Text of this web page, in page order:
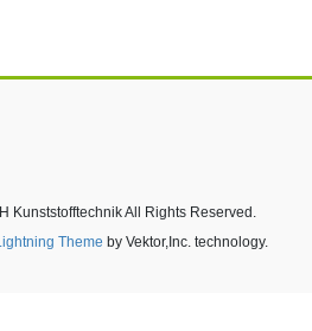
Kunststofftechnik All Rights Reserved.
Theme by Vektor,Inc. technology.